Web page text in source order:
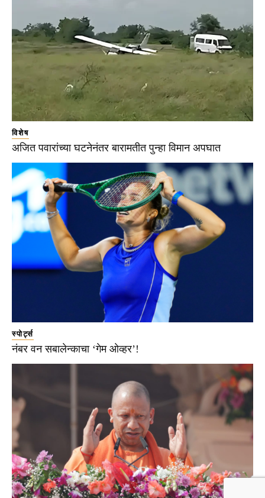
विशेष
अजित पवारांच्या घटनेनंतर बारामतीत पुन्हा विमान अपघात
स्पोर्ट्स
नंबर वन सबालेन्काचा ‘गेम ओव्हर’!